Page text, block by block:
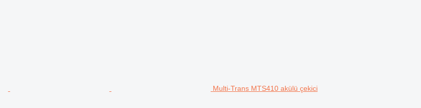
Multi-Trans MTS410 akülü çekici